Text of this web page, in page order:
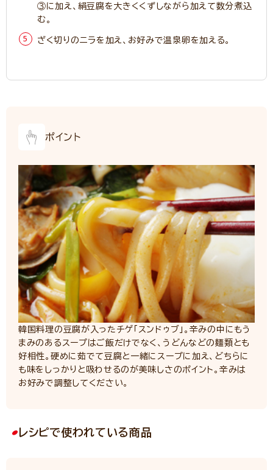
③に加え、絹豆腐を大きくくずしながら加えて数分煮込
む。
ざく切りのニラを加え、お好みで温泉卵を加える。
ポイント
韓国料理の豆腐が入ったチゲ「スンドゥブ」。辛みの中にもう
まみのあるスープはご飯だけでなく、うどんなどの麺類とも
好相性。硬めに茹でて豆腐と一緒にスープに加え、どちらに
も味をしっかりと吸わせるのが美味しさのポイント。辛みは
お好みで調整してください。
レシピで使われている商品